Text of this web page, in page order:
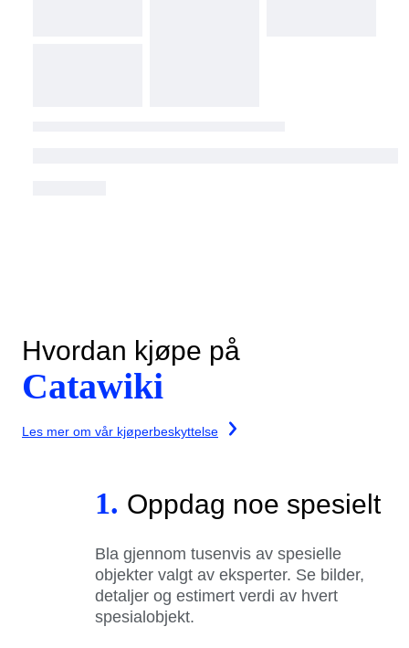
Hvordan kjøpe på
Catawiki
Les mer om vår kjøperbeskyttelse
1. Oppdag noe spesielt
Bla gjennom tusenvis av spesielle
objekter valgt av eksperter. Se bilder,
detaljer og estimert verdi av hvert
spesialobjekt.